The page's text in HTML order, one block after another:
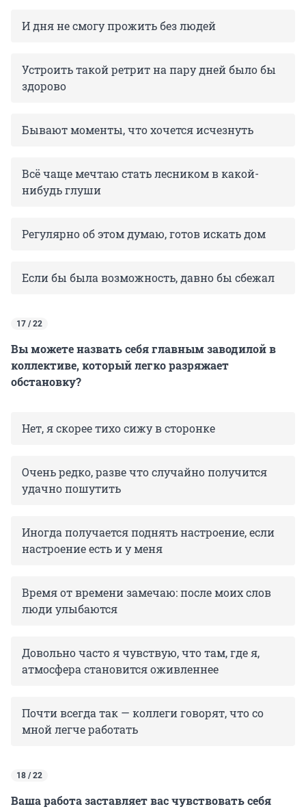
И дня не смогу прожить без людей
Устроить такой ретрит на пару дней было бы
здорово
Бывают моменты, что хочется исчезнуть
Всё чаще мечтаю стать лесником в какой-
нибудь глуши
Регулярно об этом думаю, готов искать дом
Если бы была возможность, давно бы сбежал
17 / 22
Вы можете назвать себя главным заводилой в
коллективе, который легко разряжает
обстановку?
Нет, я скорее тихо сижу в сторонке
Очень редко, разве что случайно получится
удачно пошутить
Иногда получается поднять настроение, если
настроение есть и у меня
Время от времени замечаю: после моих слов
люди улыбаются
Довольно часто я чувствую, что там, где я,
атмосфера становится оживленнее
Почти всегда так — коллеги говорят, что со
мной легче работать
18 / 22
Ваша работа заставляет вас чувствовать себя